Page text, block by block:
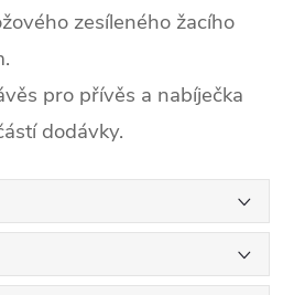
zesíleného žacího
pro přívěs a nabíječka
dodávky.